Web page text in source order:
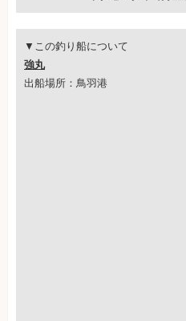
▼この釣り船について
強丸
出船場所：鳥羽港